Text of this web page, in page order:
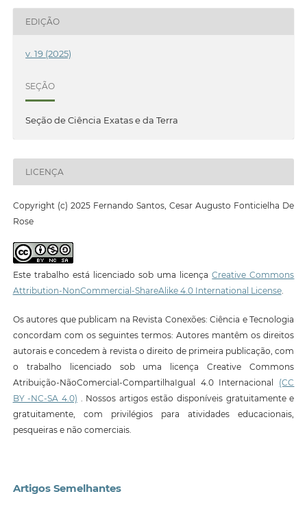
EDIÇÃO
v. 19 (2025)
SEÇÃO
Seção de Ciência Exatas e da Terra
LICENÇA
Copyright (c) 2025 Fernando Santos, Cesar Augusto Fonticielha De
Rose
Este trabalho está licenciado sob uma licençaCreative Commons
Attribution-NonCommercial-ShareAlike 4.0 International License.
Os autores que publicam na Revista Conexões: Ciência e Tecnologia
concordam com os seguintes termos: Autores mantêm os direitos
autorais e concedem à revista o direito de primeira publicação, com
o trabalho licenciado sob uma licença Creative Commons
Atribuição-NãoComercial-CompartilhaIgual 4.0 Internacional (CC
BY -NC-SA 4.0) . Nossos artigos estão disponíveis gratuitamente e
gratuitamente, com privilégios para atividades educacionais,
pesqueiras e não comerciais.
Artigos Semelhantes